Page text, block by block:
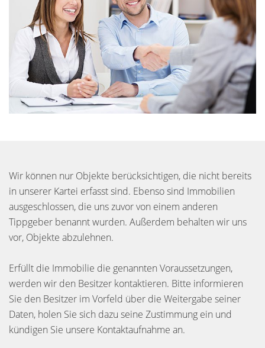
Wir können nur Objekte berücksichtigen, die nicht bereits
in unserer Kartei erfasst sind. Ebenso sind Immobilien
ausgeschlossen, die uns zuvor von einem anderen
Tippgeber benannt wurden. Außerdem behalten wir uns
vor, Objekte abzulehnen.
Erfüllt die Immobilie die genannten Voraussetzungen,
werden wir den Besitzer kontaktieren. Bitte informieren
Sie den Besitzer im Vorfeld über die Weitergabe seiner
Daten, holen Sie sich dazu seine Zustimmung ein und
kündigen Sie unsere Kontaktaufnahme an.